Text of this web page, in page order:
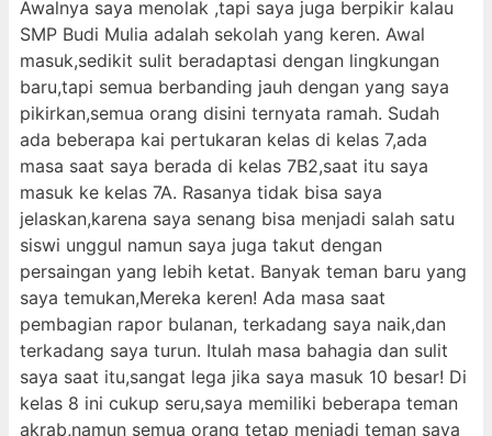
Awalnya saya menolak ,tapi saya juga berpikir kalau
SMP Budi Mulia adalah sekolah yang keren. Awal
masuk,sedikit sulit beradaptasi dengan lingkungan
baru,tapi semua berbanding jauh dengan yang saya
pikirkan,semua orang disini ternyata ramah. Sudah
ada beberapa kai pertukaran kelas di kelas 7,ada
masa saat saya berada di kelas 7B2,saat itu saya
masuk ke kelas 7A. Rasanya tidak bisa saya
jelaskan,karena saya senang bisa menjadi salah satu
siswi unggul namun saya juga takut dengan
persaingan yang lebih ketat. Banyak teman baru yang
saya temukan,Mereka keren! Ada masa saat
pembagian rapor bulanan, terkadang saya naik,dan
terkadang saya turun. Itulah masa bahagia dan sulit
saya saat itu,sangat lega jika saya masuk 10 besar! Di
kelas 8 ini cukup seru,saya memiliki beberapa teman
akrab,namun semua orang tetap menjadi teman saya